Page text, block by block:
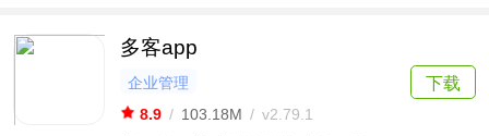
多客app
企业管理
8.9 / 103.18M / v2.79.1
下载